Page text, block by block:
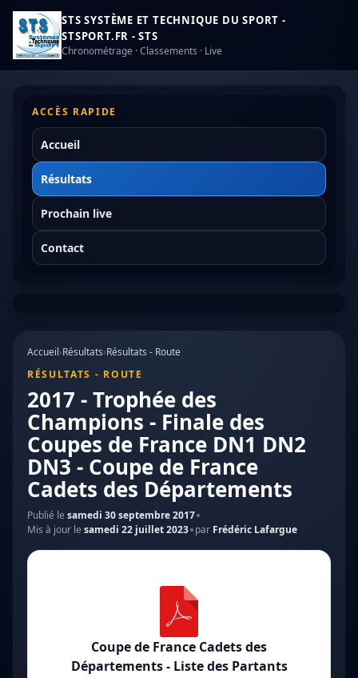
STS SYSTÈME ET TECHNIQUE DU SPORT -
STSPORT.FR - STS
Chronométrage · Classements · Live
ACCÈS RAPIDE
Accueil
Résultats
Prochain live
Contact
Accueil›Résultats›Résultats - Route
RÉSULTATS - ROUTE
2017 - Trophée des
Champions - Finale des
Coupes de France DN1 DN2
DN3 - Coupe de France
Cadets des Départements
Publié le samedi 30 septembre 2017
Mis à jour le samedi 22 juillet 2023 par Frédéric Lafargue
Coupe de France Cadets des
Départements - Liste des Partants